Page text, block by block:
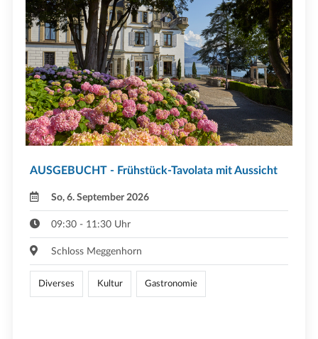
AUSGEBUCHT - Frühstück-Tavolata mit Aussicht
So, 6. September 2026
09:30 - 11:30 Uhr
Schloss Meggenhorn
Diverses Kultur Gastronomie